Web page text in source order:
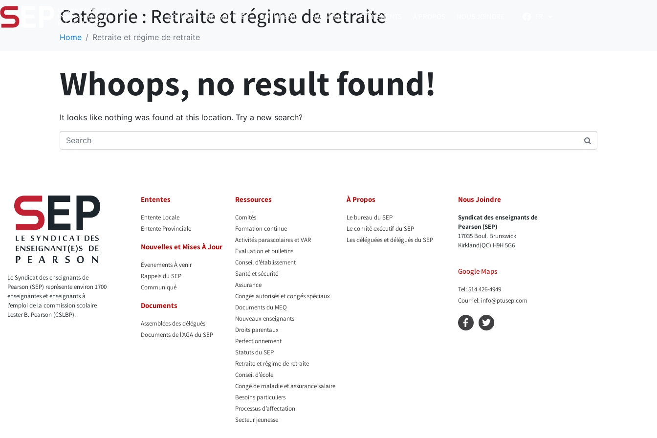
ACCUEIL RESSOURCES DOCUMENTS NOUVELLES ÉVÉNEMENTS
Catégorie : Retraite et régime de retraite
Home Retraite et régime de retraite
Whoops, no result found!
It looks like nothing was found at this location. Try a new search?
Le Syndicat des enseignants de
Pearson (SEP) représente environ 1700
enseignantes et enseignants à
l’emploi de la commission scolaire
Lester B. Pearson (CSLBP).
Ententes
Entente Locale
Entente Provinciale
Nouvelles et Mises À Jour
Évenements À venir
Rappels du SEP
Communiqué
Documents
Assemblées des délégués
Documents de l’AGA du SEP
Ressources
Comités
Formation continue
Activités parascolaires et VAR
Évaluation et bulletins
Conseil d’établissement
Santé et sécurité
Assurance
Congés autorisés et congés spéciaux
Documents du MEQ
Nouveaux enseignants
Droits parentaux
Perfectionnement
Statuts du SEP
Retraite et régime de retraite
Conseil d’école
Congé de maladie et assurance salaire
Besoins particuliers
Processus d’affectation
Secteur jeunesse
À Propos
Le bureau du SEP
Le comité exécutif du SEP
Les déléguées et délégués du SEP​
Nous Joindre
Syndicat des enseignants de
Pearson (SEP)
17035 Boul. Brunswick
Kirkland(QC) H9H 5G6
Google Maps
Tel: 514 426-4949
Courriel: info@ptusep.com